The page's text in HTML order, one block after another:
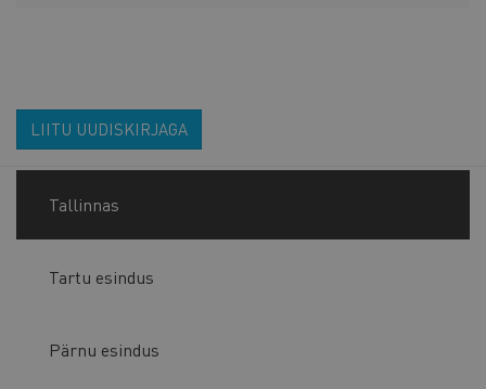
LIITU UUDISKIRJAGA
Tallinnas
Tartu esindus
Pärnu esindus